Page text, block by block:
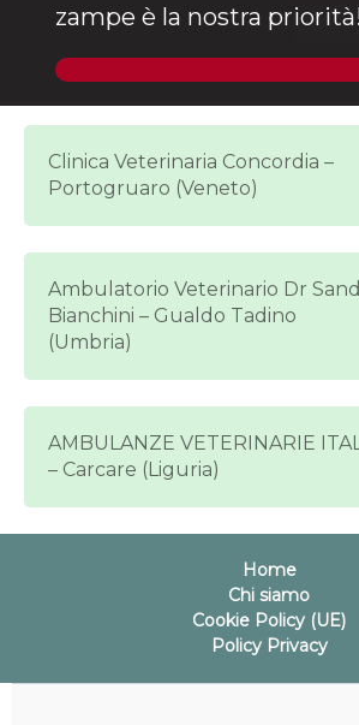
zampe è la nostra
Clinica Veterinaria Concordia –
Portogruaro (Veneto)
Ambulatorio Veterinario Dr
Bianchini – Gualdo Tadino
(Umbria)
AMBULANZE VETERINARIE
– Carcare (Liguria)
Home
Chi siamo
Cookie Policy (UE)
Policy Privacy